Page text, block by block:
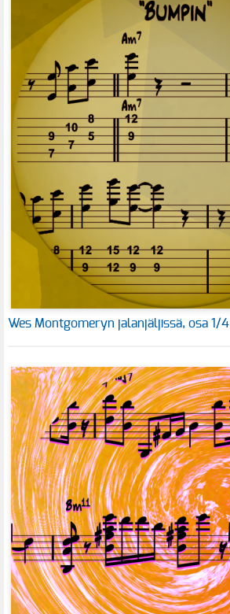
Wes Montgomeryn jalanjäljissä, osa 1/4